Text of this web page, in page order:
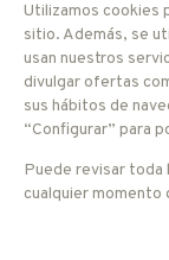
-
unidades
+
Utilizamos cookies
sitio. Además, se
usan nuestros
divulgar ofertas
sus hábitos de
“Configurar” para
Puede revisar toda
cualquier momento